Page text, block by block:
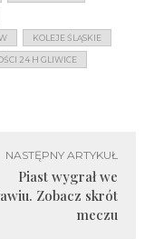
KOLEJE ŚLĄSKIE
24 H GLIWICE
NASTĘPNY ARTYKUŁ
Piast wygrał we
Zobacz skrót
meczu